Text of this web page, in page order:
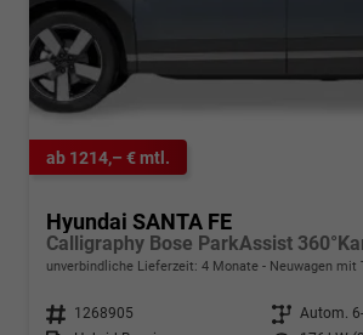
ab 1214,– € mtl.
Hyundai SANTA FE
Calligraphy Bose ParkAssist
unverbindliche Lieferzeit: 4 Monate Neuwagen mit
Fahrzeugnr. 1268905 Getriebe Autom.